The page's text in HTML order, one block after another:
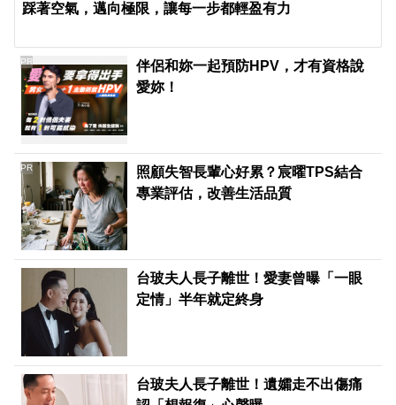
踩著空氣，邁向極限，讓每一步都輕盈有力
伴侶和妳一起預防HPV，才有資格說
愛妳！
PR
照顧失智長輩心好累？宸曜TPS結合
專業評估，改善生活品質
PR
台玻夫人長子離世！愛妻曾曝「一眼
定情」半年就定終身
台玻夫人長子離世！遺孀走不出傷痛